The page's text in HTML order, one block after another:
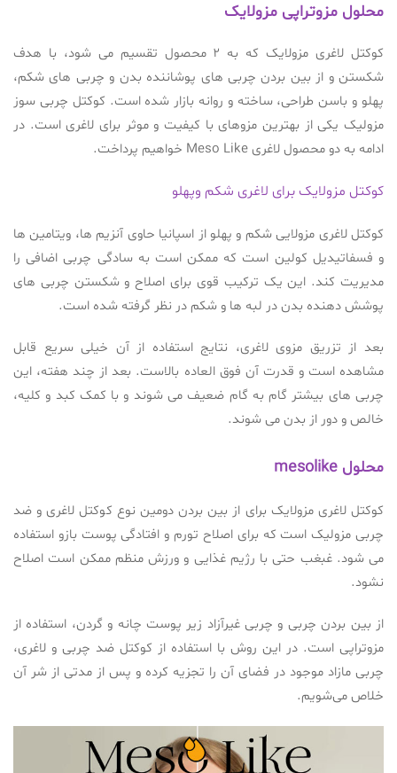
محلول مزوتراپی مزولایک
کوکتل لاغری مزولایک که به 2 محصول تقسیم می شود، با هدف
شکستن و از بین بردن چربی های پوشاننده بدن و چربی های شکم،
پهلو و باسن طراحی، ساخته و روانه بازار شده است. کوکتل چربی سوز
مزولیک یکی از بهترین مزوهای با کیفیت و موثر برای لاغری است. در
ادامه به دو محصول لاغری Meso Like خواهیم پرداخت.
کوکتل مزولایک برای لاغری شکم وپهلو
کوکتل لاغری مزولایی شکم و پهلو از اسپانیا حاوی آنزیم ها، ویتامین ها
و فسفاتیدیل کولین است که ممکن است به سادگی چربی اضافی را
مدیریت کند. این یک ترکیب قوی برای اصلاح و شکستن چربی های
پوشش دهنده بدن در لبه ها و شکم در نظر گرفته شده است.
بعد از تزریق مزوی لاغری، نتایج استفاده از آن خیلی سریع قابل
مشاهده است و قدرت آن فوق العاده بالاست. بعد از چند هفته، این
چربی های بیشتر گام به گام ضعیف می شوند و با کمک کبد و کلیه،
خالص و دور از بدن می شوند.
محلول mesolike
کوکتل لاغری مزولایک برای از بین بردن دومین نوع کوکتل لاغری و ضد
چربی مزولیک است که برای اصلاح تورم و افتادگی پوست بازو استفاده
می شود. غبغب حتی با رژیم غذایی و ورزش منظم ممکن است اصلاح
نشود.
از بین بردن چربی و چربی غیرآزاد زیر پوست چانه و گردن، استفاده از
مزوتراپی است. در این روش با استفاده از کوکتل ضد چربی و لاغری،
چربی مازاد موجود در فضای آن را تجزیه کرده و پس از مدتی از شر آن
خلاص می‌شویم.